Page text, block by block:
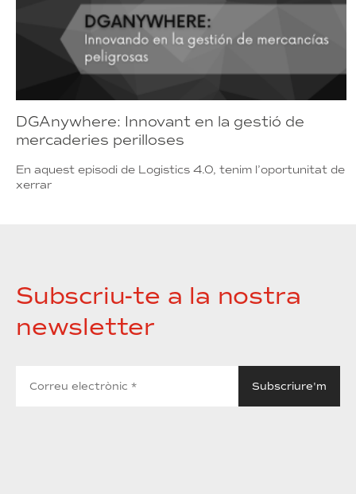
DGAnywhere: Innovant en la gestió de
mercaderies perilloses
En aquest episodi de Logistics 4.0, tenim l’oportunitat de
xerrar
Subscriu-te a la nostra
newsletter